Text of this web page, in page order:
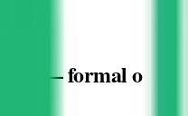
— formal o